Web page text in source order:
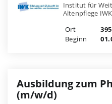
Institut für
Altenpflege IWK
Ort
Beginn
Ausbildung zum
(m/w/d)